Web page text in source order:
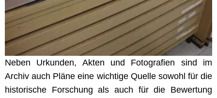
Neben Urkunden, Akten und Fotografien sind im
Archiv auch Pläne eine wichtige Quelle sowohl für die
historische Forschung als auch für die Bewertung